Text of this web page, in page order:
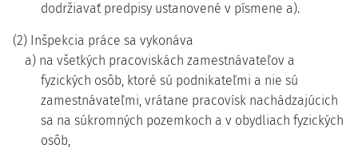
dodržiavať predpisy ustanovené v písmene a).
(2) Inšpekcia práce sa vykonáva
a) na všetkých pracoviskách zamestnávateľov a
fyzických osôb, ktoré sú podnikateľmi a nie sú
zamestnávateľmi, vrátane pracovísk nachádzajúcich
sa na súkromných pozemkoch a v obydliach fyzických
osôb,